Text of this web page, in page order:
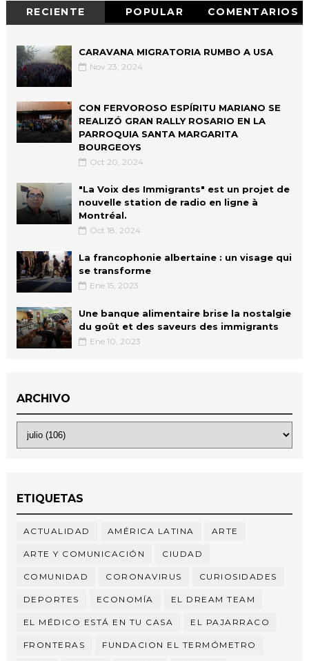
RECIENTE POPULAR COMENTARIOS
CARAVANA MIGRATORIA RUMBO A USA
Nov 23, 2024
CON FERVOROSO ESPÍRITU MARIANO SE
REALIZÓ GRAN RALLY ROSARIO EN LA
PARROQUIA SANTA MARGARITA
BOURGEOYS
Oct 20, 2024
"La Voix des Immigrants" est un projet de
nouvelle station de radio en ligne à
Montréal.
Oct 18, 2024
La francophonie albertaine : un visage qui
se transforme
Ene 15, 2023
Une banque alimentaire brise la nostalgie
du goût et des saveurs des immigrants
Ene 10, 2023
ARCHIVO
ETIQUETAS
ACTUALIDAD AMÉRICA LATINA ARTE
ARTE Y COMUNICACIÓN CIUDAD
COMUNIDAD CORONAVIRUS CURIOSIDADES
DEPORTES ECONOMÍA EL DREAM TEAM
EL MÉDICO ESTÁ EN TU CASA EL PAJARRACO
FRONTERAS FUNDACION EL TERMÓMETRO